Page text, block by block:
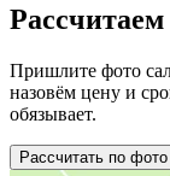
Пришлите фото
назовём цену и
обязывает.
Рассчитать по фото